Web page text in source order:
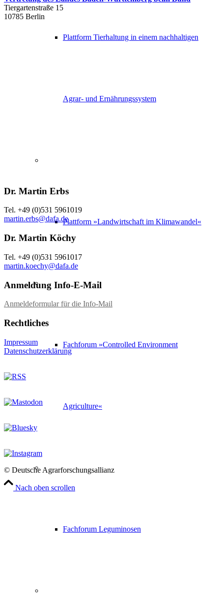
Plattform Tierhaltung in einem nachhaltigen
Agrar- und Ernährungssystem
Plattform »Landwirtschaft im Klimawandel«
Fachforum »Controlled Environment
Agriculture«
Fachforum Leguminosen
Tiergartenstraße 15
10785 Berlin
Dr. Martin Erbs
Tel. +49 (0)531 5961019
martin.erbs@dafa.de
Dr. Martin Köchy
Tel. +49 (0)531 5961017
martin.koechy@dafa.de
Anmeldung Info-E-Mail
Anmeldeformular für die Info-Mail
Rechtliches
Impressum
Datenschutzerklärung
© Deutsche Agrarforschungsallianz
Nach oben scrollen